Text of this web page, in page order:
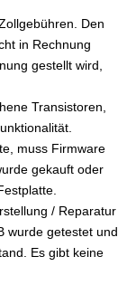
Den
in Rechnung
gestellt wird,
Transistoren,
muss Firmware
gekauft oder
/ Reparatur
wurde getestet und
Es gibt keine